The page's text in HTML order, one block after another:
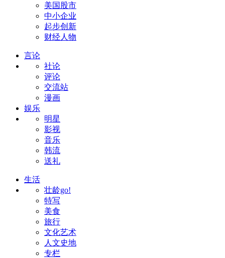
美国股市
中小企业
起步创新
财经人物
言论
社论
评论
交流站
漫画
娱乐
明星
影视
音乐
韩流
送礼
生活
壮龄go!
特写
美食
旅行
文化艺术
人文史地
专栏